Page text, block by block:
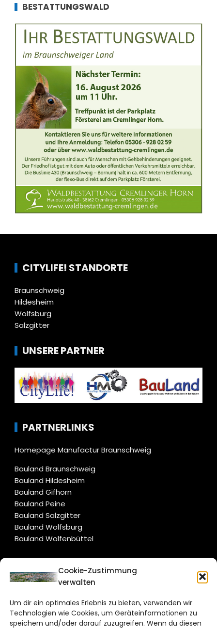
Cookie-Zustimmung
verwalten
Um dir ein optimales Erlebnis zu bieten, verwenden wir
Technologien wie Cookies, um Geräteinformationen zu
speichern und/oder darauf zuzugreifen. Wenn du diesen
BESTATTUNGSWALD
CITYLIFE! STANDORTE
Braunschweig
Hildesheim
Wolfsburg
Salzgitter
UNSERE PARTNER
PARTNERLINKS
Homepage Manufactur Braunschweig
Bauland Braunschweig
Bauland Hildesheim
Bauland Gifhorn
Bauland Peine
Bauland Salzgitter
Bauland Wolfsburg
Bauland Wolfenbüttel
CITYLIFE!
Bruchtorwall 12
38100 Braunschweig